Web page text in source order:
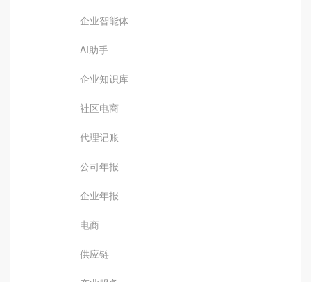
企业智能体
AI助手
企业知识库
社区电商
代理记账
公司年报
企业年报
电商
供应链